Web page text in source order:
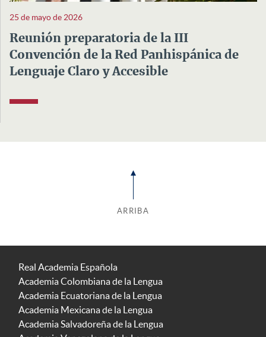
25 de mayo de 2026
Reunión preparatoria de la III
Convención de la Red Panhispánica de
Lenguaje Claro y Accesible
ARRIBA
Real Academia Española
Academia Colombiana de la Lengua
Academia Ecuatoriana de la Lengua
Academia Mexicana de la Lengua
Academia Salvadoreña de la Lengua